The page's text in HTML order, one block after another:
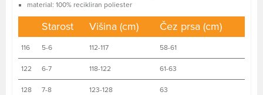
material: 100% recikliran poliester
Starost Višina (cm) Čez prsa (cm)
116 5-6 112-117 58-61
122 6-7 118-122 61-63
128 7-8 123-128 63